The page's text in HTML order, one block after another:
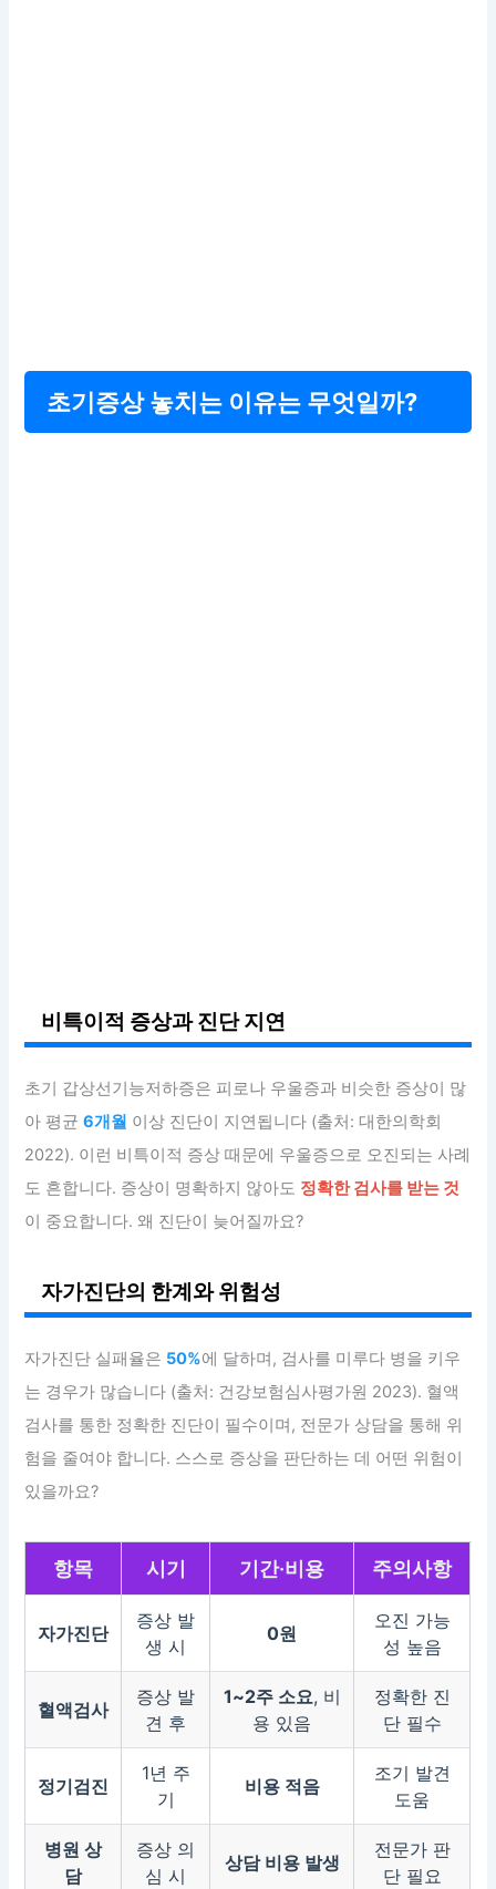
초기증상 놓치는 이유는 무엇일까?
비특이적 증상과 진단 지연
초기 갑상선기능저하증은 피로나 우울증과 비슷한 증상이 많
아 평균6개월 이상 진단이 지연됩니다 (출처: 대한의학회
2022). 이런 비특이적 증상 때문에 우울증으로 오진되는 사례
도 흔합니다. 증상이 명확하지 않아도 정확한 검사를 받는 것
이 중요합니다. 왜 진단이 늦어질까요?
자가진단의 한계와 위험성
자가진단 실패율은 50%에 달하며, 검사를 미루다 병을 키우
는 경우가 많습니다 (출처: 건강보험심사평가원 2023). 혈액
검사를 통한 정확한 진단이 필수이며, 전문가 상담을 통해 위
험을 줄여야 합니다. 스스로 증상을 판단하는 데 어떤 위험이
있을까요?
항목 시기 기간·비용 주의사항
자가진단
증상 발
생 시
0원
오진 가능
성 높음
혈액검사
증상 발
견 후
1~2주 소요, 비
용 있음
정확한 진
단 필수
정기검진
1년 주
기
비용 적음
조기 발견
도움
병원 상
담
증상 의
심 시
상담 비용 발생
전문가 판
단 필요